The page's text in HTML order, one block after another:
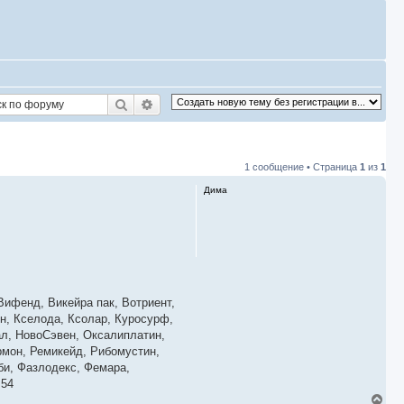
Поиск Расширенный поиск
1 сообщение • Страница 1 из 1
Дима
Викейра пак, Вотриент,
Кселода, Ксолар, Куросурф,
НовоСэвен, Оксалиплатин,
Ремикейд, Рибомустин,
Фазлодекс, Фемара,